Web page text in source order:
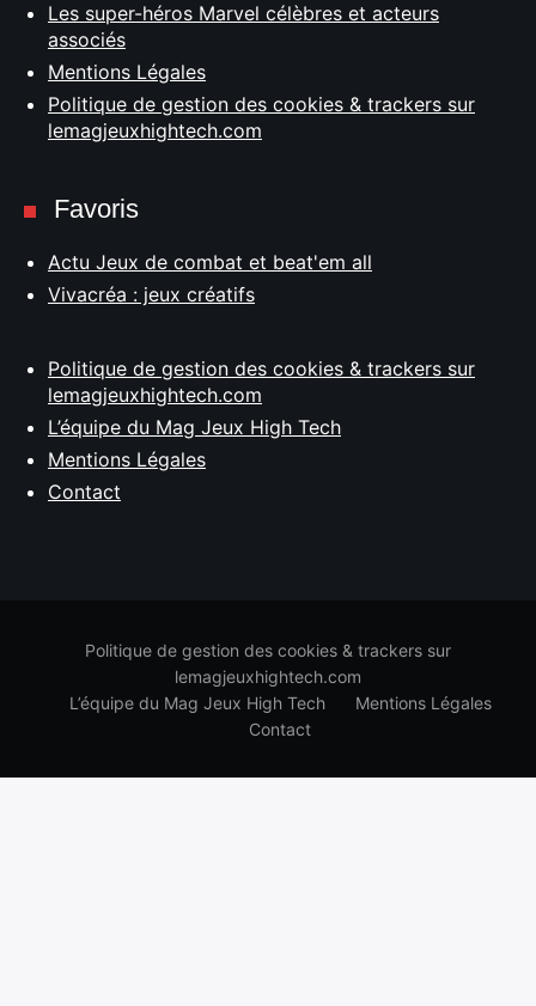
Les super-héros Marvel célèbres et acteurs
associés
Mentions Légales
Politique de gestion des cookies & trackers sur
lemagjeuxhightech.com
Favoris
Actu Jeux de combat et beat'em all
Vivacréa : jeux créatifs
Politique de gestion des cookies & trackers sur
lemagjeuxhightech.com
L’équipe du Mag Jeux High Tech
Mentions Légales
Contact
Politique de gestion des cookies & trackers sur
lemagjeuxhightech.com
L’équipe du Mag Jeux High Tech
Mentions Légales
Contact